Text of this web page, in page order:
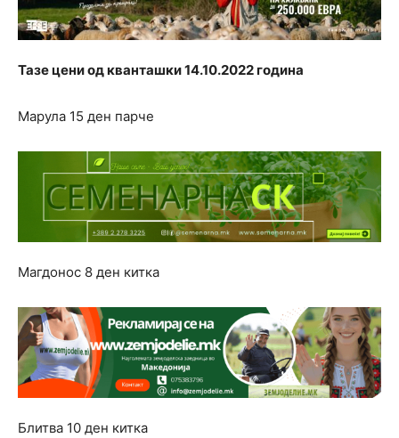
Тазе цени од кванташки 14.10.2022 година
Марула 15 ден парче
Магдонос 8 ден китка
Блитва 10 ден китка